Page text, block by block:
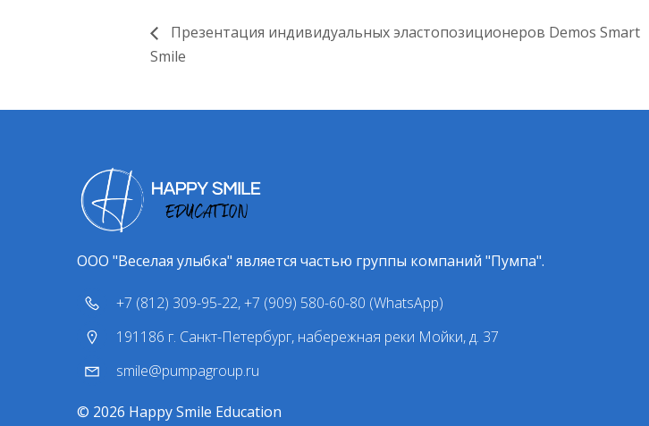
Презентация индивидуальных эластопозиционеров Demos Smart
Smile
ООО "Веселая улыбка" является частью группы компаний "Пумпа".
+7 (812) 309-95-22, +7 (909) 580-60-80 (WhatsApp)
191186 г. Санкт-Петербург, набережная реки Мойки, д. 37
smile@pumpagroup.ru
© 2026 Happy Smile Education